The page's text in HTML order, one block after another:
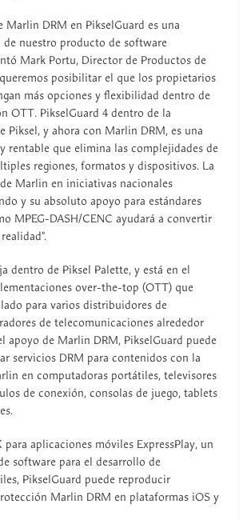
Marlin DRM en PikselGuard es una
nuestro producto de software
Mark Portu, Director de Productos de
posibilitar el que los propietarios
más opciones y flexibilidad dentro de
OTT. PikselGuard 4 dentro de la
Piksel, y ahora con Marlin DRM, es una
rentable que elimina las complejidades de
regiones, formatos y dispositivos. La
Marlin en iniciativas nacionales
y su absoluto apoyo para estándares
MPEG-DASH/CENC ayudará a convertir
dentro de Piksel Palette, y está en el
over-the-top (OTT) que
para varios distribuidores de
de telecomunicaciones alrededor
apoyo de Marlin DRM, PikselGuard puede
servicios DRM para contenidos con la
en computadoras portátiles, televisores
de conexión, consolas de juego, tablets
aplicaciones móviles ExpressPlay, un
software para el desarrollo de
PikselGuard puede reproducir
Marlin DRM en plataformas iOS y